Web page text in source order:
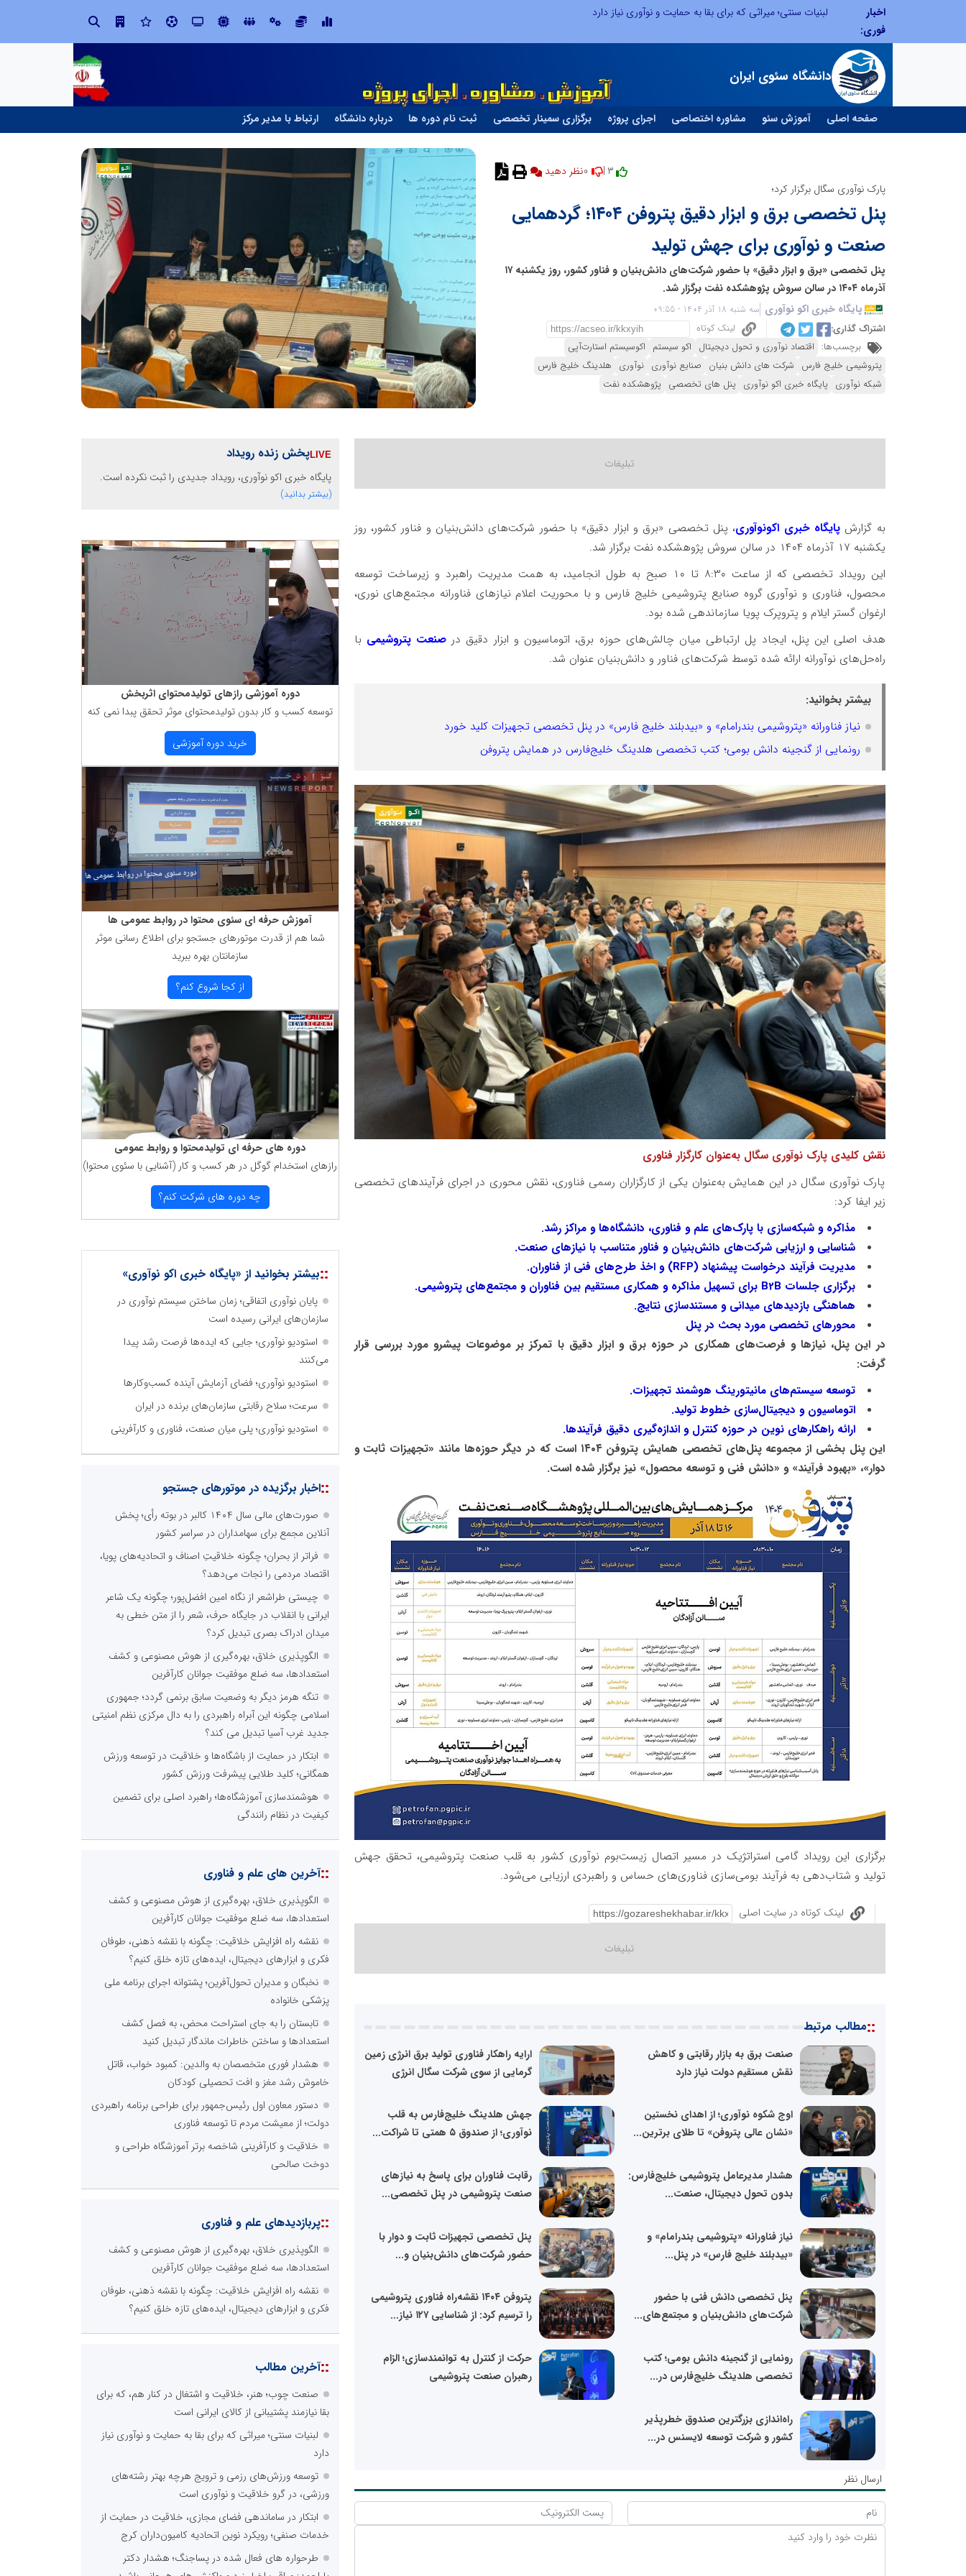
اخبار
فوری:
لبنیات سنتی؛ میراثی که برای بقا به حمایت و نوآوری نیاز دارد
دانشگاه سئوی ایران
صفحه اصلی آموزش سئو مشاوره اختصاصی اجرای پروژه برگزاری سمینار تخصصی ثبت نام دوره ها درباره دانشگاه ارتباط با مدیر مرکز
3 |
نظر دهید
پارک نوآوری سگال برگزار کرد؛
پنل تخصصی برق و ابزار دقیق پتروفن ۱۴۰۴؛ گردهمایی
صنعت و نوآوری برای جهش تولید
پنل تخصصی «برق و ابزار دقیق» با حضور شرکت‌های دانش‌بنیان و فناور کشور، روز یکشنبه ۱۷
آذرماه ۱۴۰۴ در سالن سروش پژوهشکده نفت برگزار شد.
پایگاه خبری اکو نوآوری سه شنبه 18 آذر 1404 - 09:55
اشتراک گذاری:
لینک کوتاه
برچسب‌ها: اقتصاد نوآوری و تحول دیجیتال اکو سیستم اکوسیستم استارت‌آپی
پتروشیمی خلیج فارس شرکت های دانش بنیان صنایع نوآوری نوآوری هلدینگ خلیج فارس
شبکه نوآوری پایگاه خبری اکو نوآوری پنل های تخصصی پژوهشکده نفت
به گزارش پایگاه خبری اکونوآوری، پنل تخصصی «برق و ابزار دقیق» با حضور شرکت‌های دانش‌بنیان و فناور کشور، روز
یکشنبه ۱۷ آذرماه ۱۴۰۴ در سالن سروش پژوهشکده نفت برگزار شد.
این رویداد تخصصی که از ساعت ۸:۳۰ تا ۱۰ صبح به طول انجامید، به همت مدیریت راهبرد و زیرساخت توسعه
محصول، فناوری و نوآوری گروه صنایع پتروشیمی خلیج فارس و با محوریت اعلام نیازهای فناورانه مجتمع‌های نوری،
ارغوان گستر ایلام و پتروپرک پویا سازماندهی شده بود.
هدف اصلی این پنل، ایجاد پل ارتباطی میان چالش‌های حوزه برق، اتوماسیون و ابزار دقیق درصنعت پتروشیمی با
راه‌حل‌های نوآورانه ارائه شده توسط شرکت‌های فناور و دانش‌بنیان عنوان شد.
بیشتر بخوانید:
نیاز فناورانه «پتروشیمی بندرامام» و «بیدبلند خلیج فارس» در پنل تخصصی تجهیزات کلید خورد
رونمایی از گنجینه دانش بومی؛ کتب تخصصی هلدینگ خلیج‌فارس در همایش پتروفن
نقش کلیدی پارک نوآوری سگال به‌عنوان کارگزار فناوری
پارک نوآوری سگال در این همایش به‌عنوان یکی از کارگزاران رسمی فناوری، نقش محوری در اجرای فرآیندهای تخصصی
زیر ایفا کرد:
مذاکره و شبکه‌سازی با پارک‌های علم و فناوری، دانشگاه‌ها و مراکز رشد.
شناسایی و ارزیابی شرکت‌های دانش‌بنیان و فناور متناسب با نیازهای صنعت.
مدیریت فرآیند درخواست پیشنهاد (RFP) و اخذ طرح‌های فنی از فناوران.
برگزاری جلسات B2B برای تسهیل مذاکره و همکاری مستقیم بین فناوران و مجتمع‌های پتروشیمی.
هماهنگی بازدیدهای میدانی و مستندسازی نتایج.
محورهای تخصصی مورد بحث در پنل
در این پنل، نیازها و فرصت‌های همکاری در حوزه برق و ابزار دقیق با تمرکز بر موضوعات پیشرو مورد بررسی قرار
گرفت:
توسعه سیستم‌های مانیتورینگ هوشمند تجهیزات.
اتوماسیون و دیجیتال‌سازی خطوط تولید.
ارائه راهکارهای نوین در حوزه کنترل و اندازه‌گیری دقیق فرآیندها.
این پنل بخشی از مجموعه پنل‌های تخصصی همایش پتروفن ۱۴۰۴ است که در دیگر حوزه‌ها مانند «تجهیزات ثابت و
دوار»، «بهبود فرآیند» و «دانش فنی و توسعه محصول» نیز برگزار شده است.
برگزاری این رویداد گامی استراتژیک در مسیر اتصال زیست‌بوم نوآوری کشور به قلب صنعت پتروشیمی، تحقق جهش
تولید و شتاب‌دهی به فرآیند بومی‌سازی فناوری‌های حساس و راهبردی ارزیابی می‌شود.
لینک کوتاه در سایت اصلی
::مطالب مرتبط
صنعت برق به بازار رقابتی و کاهش
نقش مستقیم دولت نیاز دارد
ارایه راهکار فناوری تولید برق انرژی زمین
گرمایی از سوی شرکت سگال انرژی
اوج شکوه نوآوری؛ از اهدای نخستین
«نشان عالی پتروفن» تا طلای برترین...
جهش هلدینگ خلیج‌فارس به قلب
نوآوری؛ از صندوق ۵ همتی تا شراکت...
هشدار مدیرعامل پتروشیمی خلیج‌فارس:
بدون تحول دیجیتال، صنعت...
رقابت فناوران برای پاسخ به نیازهای
صنعت پتروشیمی در پنل تخصصی...
نیاز فناورانه «پتروشیمی بندرامام» و
«بیدبلند خلیج فارس» در پنل...
پنل تخصصی تجهیزات ثابت و دوار با
حضور شرکت‌های دانش‌بنیان و...
پنل تخصصی دانش فنی با حضور
شرکت‌های دانش‌بنیان و مجتمع‌های...
پتروفن ۱۴۰۴ نقشه‌راه فناوری پتروشیمی
را ترسیم کرد: از شناسایی ۱۲۷ نیاز...
رونمایی از گنجینه دانش بومی؛ کتب
تخصصی هلدینگ خلیج‌فارس در...
حرکت از کنترل به توانمندسازی؛ الزام
رهبران صنعت پتروشیمی
راه‌اندازی بزرگترین صندوق خطرپذیر
کشور و شرکت توسعه لایسنس در...
ارسال نظر
پخش زنده رویداد
پایگاه خبری اکو نوآوری، رویداد جدیدی را ثبت نکرده است.
(بیشتر بدانید)
دوره آموزشی رازهای تولیدمحتوای اثربخش
توسعه كسب و كار بدون تولیدمحتوای موثر تحقق پبدا نمی كنه
خرید دوره آموزشی
آموزش حرفه ای سئوی محتوا در روابط عمومی ها
شما هم از قدرت موتورهای جستجو برای اطلاع رسانی موثر
سازمانتان بهره ببرید
از كجا شروع كنم؟
دوره های حرفه ای تولیدمحتوا و روابط عمومی
رازهای استخدام گوگل در هر كسب و كار (آشنایی با سئوی محتوا)
چه دوره های شركت كنم؟
::بیشتر بخوانید از «پایگاه خبری اکو نوآوری»
پایان نوآوری اتفاقی؛ زمان ساختن سیستم نوآوری در
سازمان‌های ایرانی رسیده است
استودیو نوآوری؛ جایی که ایده‌ها فرصت رشد پیدا
می‌کنند
استودیو نوآوری؛ فضای آزمایش آینده کسب‌وکارها
سرعت؛ سلاح رقابتی سازمان‌های برنده در ایران
استودیو نوآوری؛ پلی میان صنعت، فناوری و کارآفرینی
::اخبار برگزیده در موتورهای جستجو
صورت‌های مالی سال ۱۴۰۴ کالبر در بوته رأی؛ پخش
آنلاین مجمع برای سهامداران در سراسر کشور
فراتر از بحران؛ چگونه خلاقیتِ اصناف و اتحادیه‌های پویا،
اقتصاد مردمی را نجات می‌دهد؟
چیستی طراشعر از نگاه امین افضل‌پور؛ چگونه یک شاعر
ایرانی با انقلاب در جایگاه حرف، شعر را از متن خطی به
میدان ادراک بصری تبدیل کرد؟
الگوپذیری خلاق، بهره‌گیری از هوش مصنوعی و کشف
استعدادها، سه ضلع موفقیت جوانان کارآفرین
تنگه هرمز دیگر به وضعیت سابق برنمی گردد؛ جمهوری
اسلامی چگونه این آبراه راهبردی را به دال مرکزی نظم امنیتی
جدید غرب آسیا تبدیل می کند؟
ابتکار در حمایت از باشگاه‌ها و خلاقیت در توسعه ورزش
همگانی؛ کلید طلایی پیشرفت ورزش کشور
هوشمندسازی آموزشگاه‌ها؛ راهبرد اصلی برای تضمین
کیفیت در نظام رانندگی
::آخرین های علم و فناوری
الگوپذیری خلاق، بهره‌گیری از هوش مصنوعی و کشف
استعدادها، سه ضلع موفقیت جوانان کارآفرین
نقشه راه افزایش خلاقیت: چگونه با نقشه ذهنی، طوفان
فکری و ابزارهای دیجیتال، ایده‌های تازه خلق کنیم؟
نخبگان و مدیران تحول‌آفرین؛ پشتوانه اجرای برنامه ملی
پزشکی خانواده
تابستان را به جای استراحت محض، به فصل کشف
استعدادها و ساختن خاطرات ماندگار تبدیل کنید
هشدار فوری متخصصان به والدین: کمبود خواب، قاتل
خاموش رشد مغز و افت تحصیلی کودکان
دستور معاون اول رئیس‌جمهور برای طراحی برنامه راهبردی
دولت؛ از معیشت مردم تا توسعه فناوری
خلاقیت و کارآفرینی شاخصه برتر آموزشگاه طراحی و
دوخت صالحی
::پربازدیدهای علم و فناوری
الگوپذیری خلاق، بهره‌گیری از هوش مصنوعی و کشف
استعدادها، سه ضلع موفقیت جوانان کارآفرین
نقشه راه افزایش خلاقیت: چگونه با نقشه ذهنی، طوفان
فکری و ابزارهای دیجیتال، ایده‌های تازه خلق کنیم؟
::آخرین مطالب
صنعت چوب؛ هنر، خلاقیت و اشتغال در کنار هم، که برای
بقا نیازمند پشتیبانی از کالای ایرانی است
لبنیات سنتی؛ میراثی که برای بقا به حمایت و نوآوری نیاز
دارد
توسعه ورزش‌های رزمی و ترویج هرچه بهتر رشته‌های
ورزشی، در گرو خلاقیت و نوآوری است
ابتکار در ساماندهی فضای مجازی، خلاقیت در حمایت از
خدمات صنفی؛ رویکرد نوین اتحادیه کامیون‌داران کرج
طرحواره های فعال شده در پساجنگ؛ هشدار دکتر